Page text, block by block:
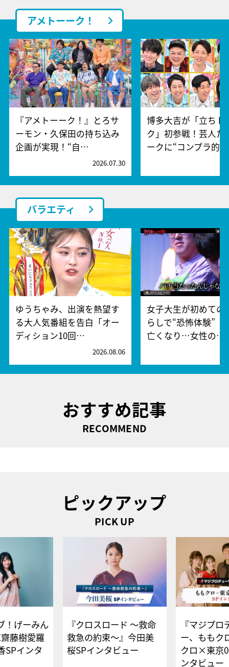
アメトーーク！
『アメトーーク！』とろサ
ーモン・久保田の持ち込み
企画が実現！“自…
2026.07.30
博多大吉が「立ちト
ク」初参戦！芸人た
ークに“コンプラ的…
バラエティ
ゆうちゃみ、出演を熱望す
る大人気番組を告白「オー
ディション10回…
2026.08.06
女子大生が初めての
らしで“恐怖体験”
亡くなり…女性の…
おすすめ記事
RECOMMEND
ピックアップ
PICK UP
！げーみん
藤樹愛羅
SPインタ
『クロスロード ～救命
救急の約束～』今田美
桜SPインタビュー
『マジプロ
ー、ももク
クロ×東京
ンタビュー